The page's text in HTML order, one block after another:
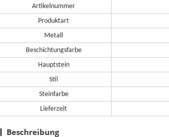
Artikelnummer
Produktart
Metall
Beschichtungsfarbe
Hauptstein
Stil
Steinfarbe
Lieferzeit
Beschreibung